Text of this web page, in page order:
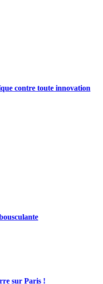
contre toute innovation
sur Paris !